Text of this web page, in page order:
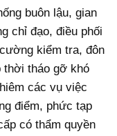
buôn lậu, gian
chỉ đạo, điều phối
kiểm tra, đôn
thời tháo gỡ khó
các vụ việc
điểm, phức tạp
có thẩm quyền